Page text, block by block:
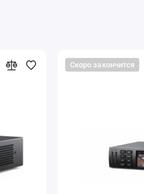
Скоро закончится